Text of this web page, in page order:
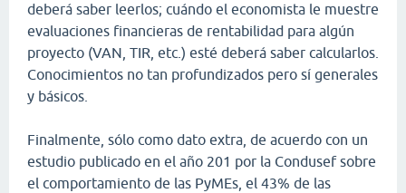
deberá saber leerlos; cuándo el economista le muestre
evaluaciones financieras de rentabilidad para algún
proyecto (VAN, TIR, etc.) esté deberá saber calcularlos.
Conocimientos no tan profundizados pero sí generales
y básicos.
Finalmente, sólo como dato extra, de acuerdo con un
estudio publicado en el año 201 por la Condusef sobre
el comportamiento de las PyMEs, el 43% de las